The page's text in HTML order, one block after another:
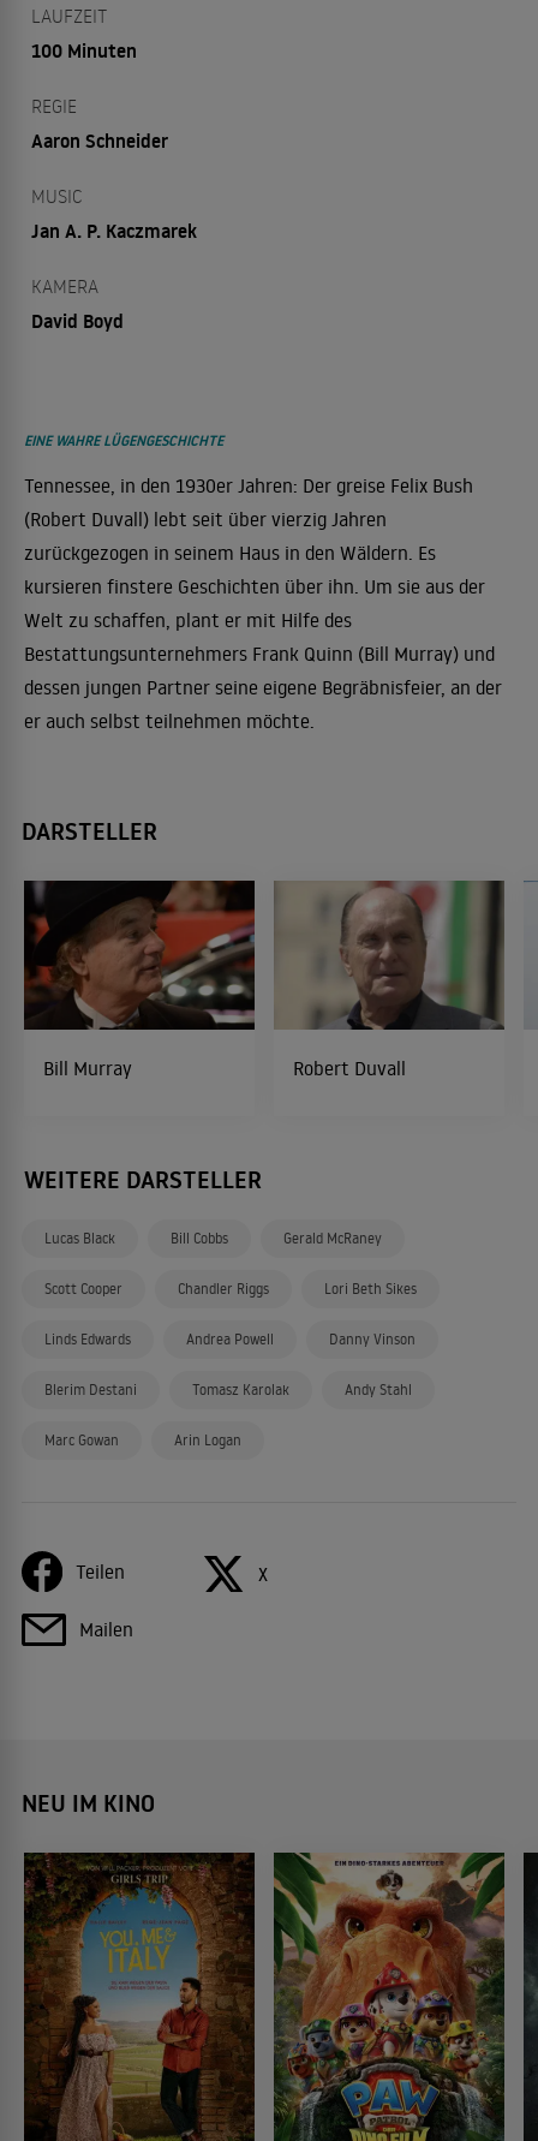
LAUFZEIT
100 Minuten
REGIE
Aaron Schneider
MUSIC
Jan A. P. Kaczmarek
KAMERA
David Boyd
EINE WAHRE LÜGENGESCHICHTE
Tennessee, in den 1930er Jahren: Der greise Felix Bush
(Robert Duvall) lebt seit über vierzig Jahren
zurückgezogen in seinem Haus in den Wäldern. Es
kursieren finstere Geschichten über ihn. Um sie aus der
Welt zu schaffen, plant er mit Hilfe des
Bestattungsunternehmers Frank Quinn (Bill Murray) und
dessen jungen Partner seine eigene Begräbnisfeier, an der
er auch selbst teilnehmen möchte.
DARSTELLER
Bill Murray Robert Duvall
WEITERE DARSTELLER
Lucas Black Bill Cobbs Gerald McRaney
Scott Cooper Chandler Riggs Lori Beth Sikes
Linds Edwards Andrea Powell Danny Vinson
Blerim Destani Tomasz Karolak Andy Stahl
Marc Gowan Arin Logan
Teilen X
Mailen
NEU IM KINO